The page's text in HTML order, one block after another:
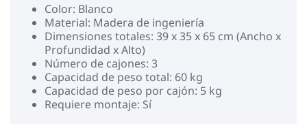
Color: Blanco
Material: Madera de ingeniería
Dimensiones totales: 39 x 35 x 65 cm (Ancho x
Profundidad x Alto)
Número de cajones: 3
Capacidad de peso total: 60 kg
Capacidad de peso por cajón: 5 kg
Requiere montaje: Sí